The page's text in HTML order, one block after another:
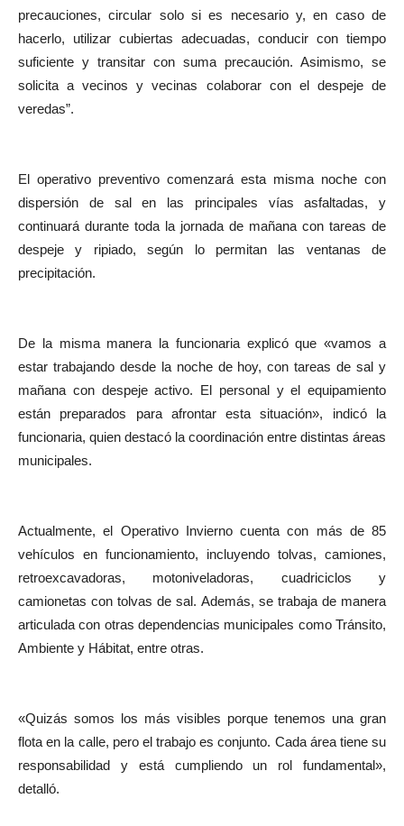
precauciones, circular solo si es necesario y, en caso de
hacerlo, utilizar cubiertas adecuadas, conducir con tiempo
suficiente y transitar con suma precaución. Asimismo, se
solicita a vecinos y vecinas colaborar con el despeje de
veredas”.
El operativo preventivo comenzará esta misma noche con
dispersión de sal en las principales vías asfaltadas, y
continuará durante toda la jornada de mañana con tareas de
despeje y ripiado, según lo permitan las ventanas de
precipitación.
De la misma manera la funcionaria explicó que «vamos a
estar trabajando desde la noche de hoy, con tareas de sal y
mañana con despeje activo. El personal y el equipamiento
están preparados para afrontar esta situación», indicó la
funcionaria, quien destacó la coordinación entre distintas áreas
municipales.
Actualmente, el Operativo Invierno cuenta con más de 85
vehículos en funcionamiento, incluyendo tolvas, camiones,
retroexcavadoras, motoniveladoras, cuadriciclos y
camionetas con tolvas de sal. Además, se trabaja de manera
articulada con otras dependencias municipales como Tránsito,
Ambiente y Hábitat, entre otras.
«Quizás somos los más visibles porque tenemos una gran
flota en la calle, pero el trabajo es conjunto. Cada área tiene su
responsabilidad y está cumpliendo un rol fundamental»,
detalló.